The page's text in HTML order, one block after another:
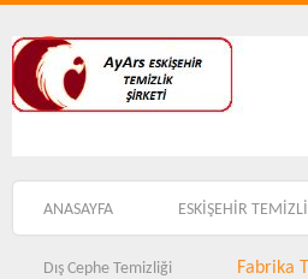
ANASAYFA ESKİŞEHİR
Dış Cephe Temizliği Fabrika